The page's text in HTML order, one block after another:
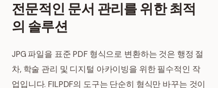
전문적인 문서 관리를 위한 최적
의 솔루션
JPG 파일을 표준 PDF 형식으로 변환하는 것은 행정 절
차, 학술 관리 및 디지털 아카이빙을 위한 필수적인 작
업입니다. FILPDF의 도구는 단순히 형식만 바꾸는 것이